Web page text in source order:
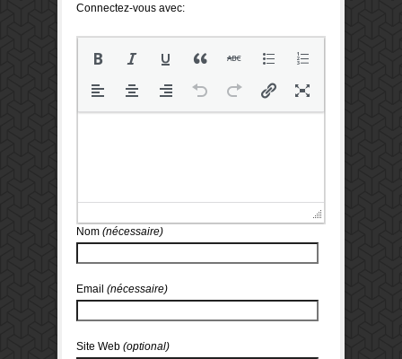
Connectez-vous avec:
Nom (nécessaire)
Email (nécessaire)
Site Web (optional)